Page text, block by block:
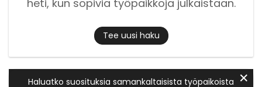
heti, kun sopivia työpaikkoja julkaistaan.
Tee uusi haku
Haluatko suosituksia samankaltaisista työpaikoista ✕